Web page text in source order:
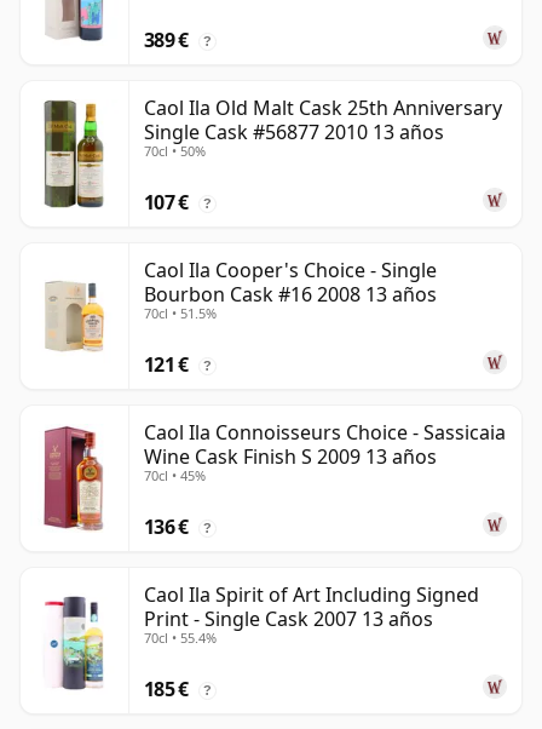
389 € ?
Caol Ila Old Malt Cask 25th Anniversary
Single Cask #56877 2010 13 años
70cl • 50%
107 € ?
Caol Ila Cooper's Choice - Single
Bourbon Cask #16 2008 13 años
70cl • 51.5%
121 € ?
Caol Ila Connoisseurs Choice - Sassicaia
Wine Cask Finish S 2009 13 años
70cl • 45%
136 € ?
Caol Ila Spirit of Art Including Signed
Print - Single Cask 2007 13 años
70cl • 55.4%
185 € ?